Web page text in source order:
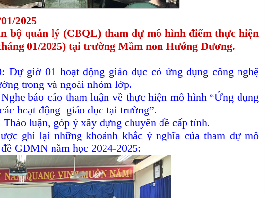
01/2025
bộ quản lý (CBQL) tham dự mô hình điểm thực hiện
01/2025) tại trường Mầm non Hướng Dương.
giờ 01 hoạt động giáo dục có ứng dụng công nghệ
trong và ngoài nhóm lớp.
báo cáo tham luận về thực hiện mô hình “Ứng dụng
hoạt động giáo dục tại trường”.
luận, góp ý xây dựng chuyên đề cấp tỉnh.
ghi lại những khoảnh khắc ý nghĩa củatham dự mô
GDMN năm học 2024-2025: